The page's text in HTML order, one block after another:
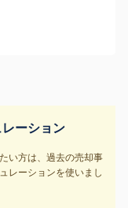
ーション
い方は、過去の売却事
レーションを使いまし